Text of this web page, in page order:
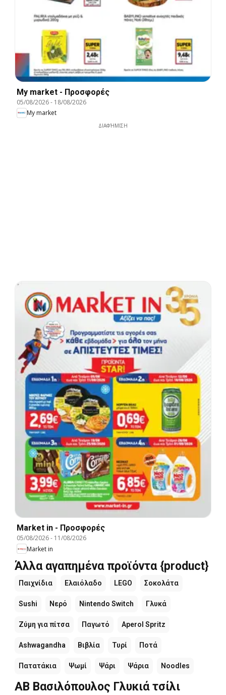
My market - Προσφορές
05/08/2026- 18/08/2026
My market
ΔΙΑΦΉΜΙΣΗ
Market in - Προσφορές
05/08/2026- 11/08/2026
Market in
Άλλα αγαπημένα προϊόντα {product}
Παιχνίδια Ελαιόλαδο LEGO Σοκολάτα
Sushi Νερό Nintendo Switch Γλυκά
Ζύμη για πίτσα Παγωτό Aperol Spritz
Ashwagandha Βιβλία Τυρί Ποτά
Πατατάκια Ψωμί Ψάρι Ψάρια Noodles
ΑΒ Βασιλόπουλος Γλυκιά τσίλι